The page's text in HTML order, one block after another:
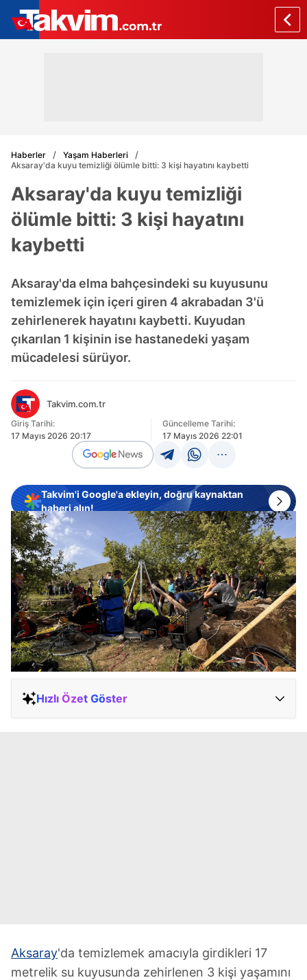
Haberler
Yaşam Haberleri
Aksaray'da kuyu temizliği ölümle bitti: 3 kişi hayatını kaybetti
Aksaray'da kuyu temizliği
ölümle bitti: 3 kişi hayatını
kaybetti
Aksaray'da elma bahçesindeki su kuyusunu
temizlemek için içeri giren 4 akrabadan 3'ü
zehirlenerek hayatını kaybetti. Kuyudan
çıkarılan 1 kişinin ise hastanedeki yaşam
mücadelesi sürüyor.
Takvim.com.tr
Giriş Tarihi:
17 Mayıs 2026 20:17
Güncelleme Tarihi:
17 Mayıs 2026 22:01
Takvim'i Google'a ekleyin, doğru kaynaktan
haberi alın!
Hızlı Özet Göster
Aksaray'da temizlemek amacıyla girdikleri 17
metrelik su kuyusunda zehirlenen 3 kişi yaşamını